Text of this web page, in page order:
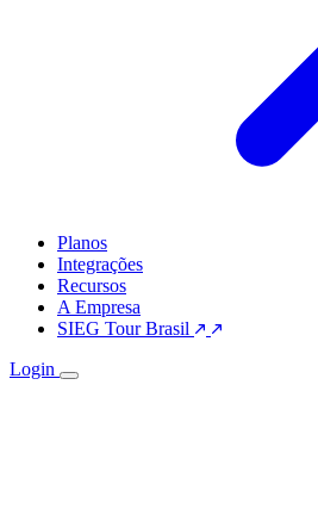
Planos
Integrações
Recursos
A Empresa
SIEG Tour Brasil
Login